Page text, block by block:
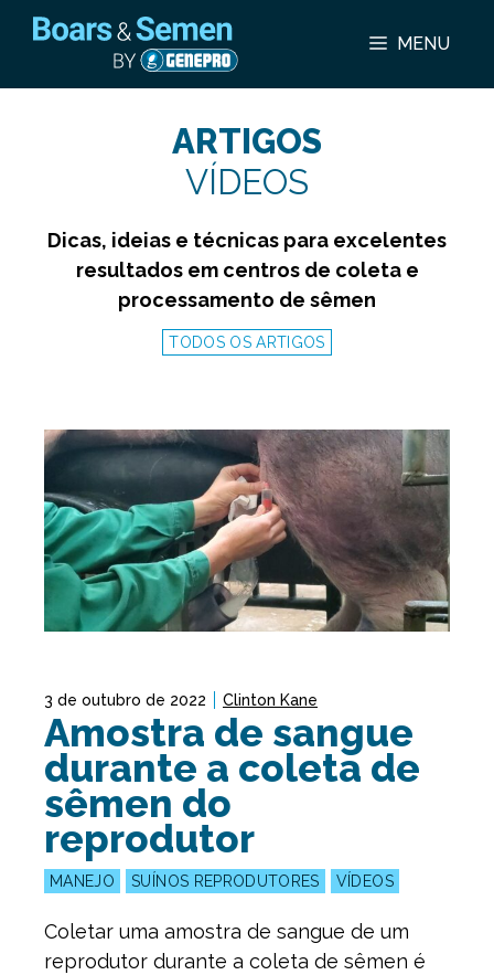
Pular
para
MENU
ARTIGOS
VÍDEOS
Dicas, ideias e técnicas para excelentes
resultados em centros de coleta e
processamento de sêmen
TODOS OS ARTIGOS
3 de outubro de 2022 Clinton Kane
Amostra de sangue
durante a coleta de
sêmen do
reprodutor
MANEJO SUÍNOS REPRODUTORES VÍDEOS
Coletar uma amostra de sangue de um
reprodutor durante a coleta de sêmen é